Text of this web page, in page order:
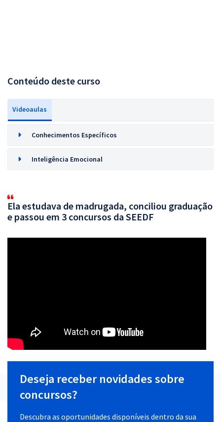
Conteúdo deste curso
Videoaulas
Conhecimentos Específicos
Inteligência Emocional
Ela estudava de madrugada, conciliou graduação
e passou em 3 concursos da SEEDF
Deseja receber novidades sobre
concursos?
Descubra as oportunidades disponíveis dentro da sua